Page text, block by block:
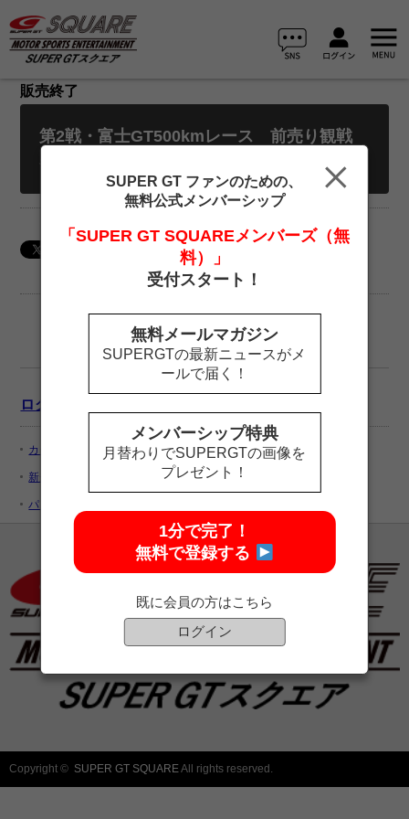
販売終了
第2戦・富士GT500kmレース 前売り観戦
ログイン
カートを見る
新規ユーザー登録
パスワードをお忘れですか ?
Copyright © SUPER GT SQUAREAll rights reserved.
SUPER GT ファンのための、
無料公式メンバーシップ
「SUPER GT SQUAREメンバーズ（無
料）」
受付スタート！
無料メールマガジン
SUPERGTの最新ニュースがメ
ールで届く！
メンバーシップ特典
月替わりでSUPERGTの画像を
プレゼント！
1分で完了！
無料で登録する
既に会員の方はこちら
ログイン